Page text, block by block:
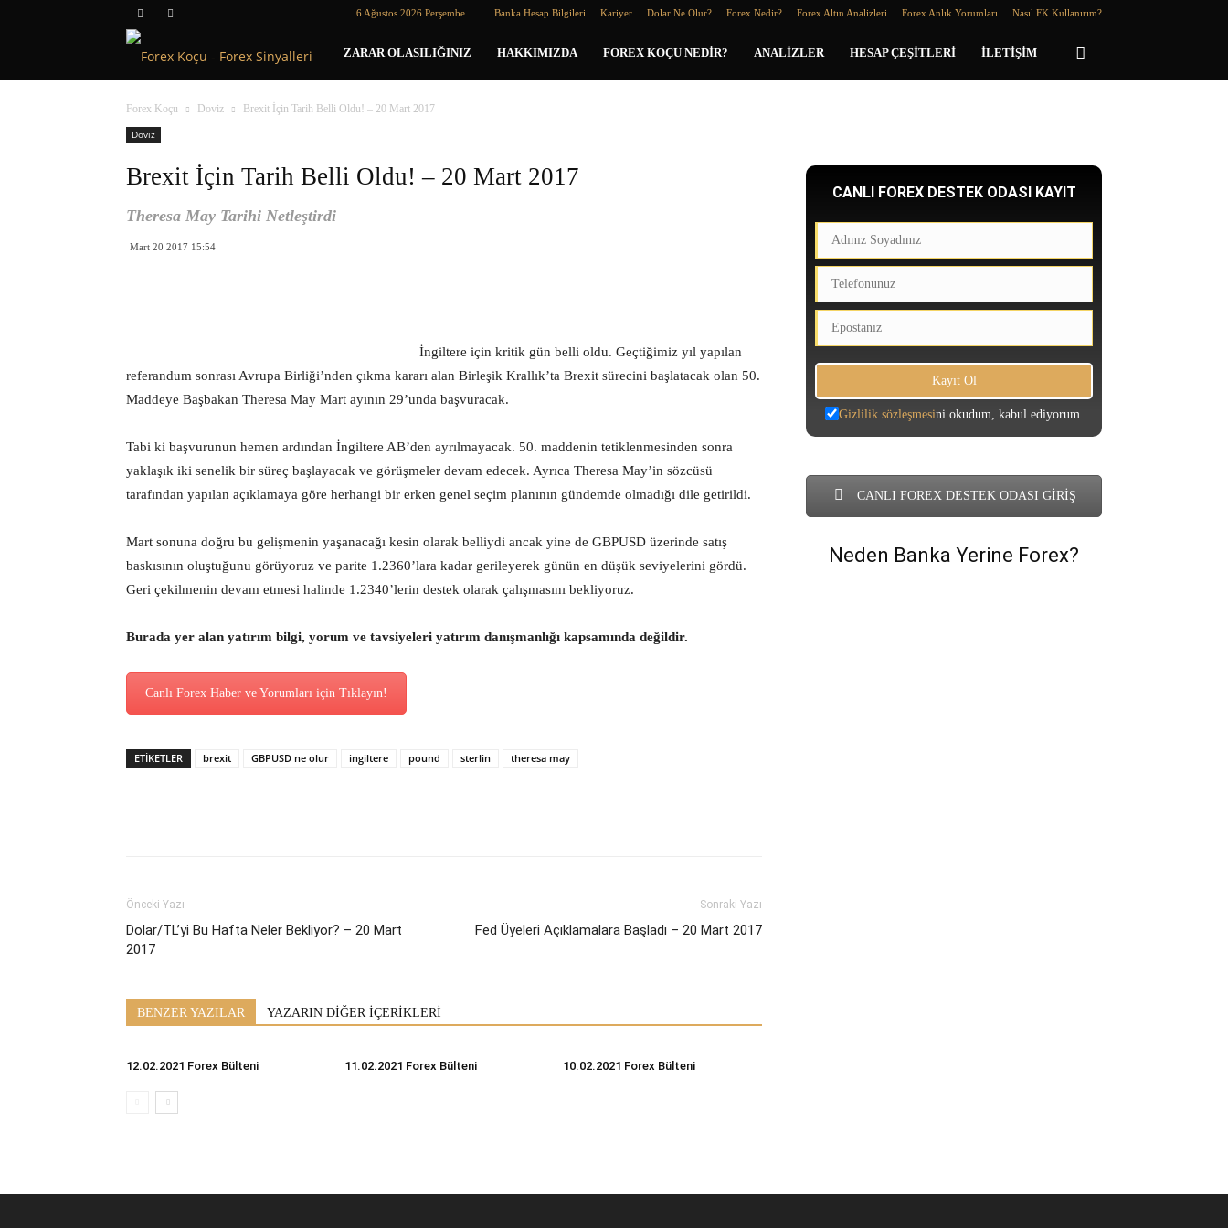
6 Ağustos 2026 Perşembe Banka Hesap Bilgileri Kariyer Dolar Ne Olur? Forex Nedir? Forex Altın Analizleri Forex Anlık Yorumları Nasıl FK Kullanırım?
Forex
Koçu
ZARAR OLASILIĞINIZ HAKKIMIZDA FOREX KOÇU NEDIR? ANALIZLER HESAP ÇEŞITLERI İLETIŞIM
Forex Koçu Doviz
Brexit İçin Tarih Belli Oldu! – 20 Mart 2017
Doviz
Brexit İçin Tarih Belli Oldu! – 20 Mart 2017
Theresa May Tarihi Netleştirdi
Mart 20 2017 15:54
İngiltere için kritik gün belli oldu. Geçtiğimiz yıl yapılan
referandum sonrası Avrupa Birliği’nden çıkma kararı alan Birleşik Krallık’ta Brexit sürecini başlatacak olan 50.
Maddeye Başbakan Theresa May Mart ayının 29’unda başvuracak.
Tabi ki başvurunun hemen ardından İngiltere AB’den ayrılmayacak. 50. maddenin tetiklenmesinden sonra
yaklaşık iki senelik bir süreç başlayacak ve görüşmeler devam edecek. Ayrıca Theresa May’in sözcüsü
tarafından yapılan açıklamaya göre herhangi bir erken genel seçim planının gündemde olmadığı dile getirildi.
Mart sonuna doğru bu gelişmenin yaşanacağı kesin olarak belliydi ancak yine de GBPUSD üzerinde satış
baskısının oluştuğunu görüyoruz ve parite 1.2360’lara kadar gerileyerek günün en düşük seviyelerini gördü.
Geri çekilmenin devam etmesi halinde 1.2340’lerin destek olarak çalışmasını bekliyoruz.
Burada yer alan yatırım bilgi, yorum ve tavsiyeleri yatırım danışmanlığı kapsamında değildir.
Canlı Forex Haber ve Yorumları için Tıklayın!
ETİKETLER brexit GBPUSD ne olur ingiltere pound sterlin theresa may
Önceki Yazı
Dolar/TL’yi Bu Hafta Neler Bekliyor? – 20 Mart
2017
Sonraki Yazı
Fed Üyeleri Açıklamalara Başladı – 20 Mart 2017
BENZER YAZILAR YAZARIN DİĞER İÇERİKLERİ
12.02.2021 Forex Bülteni 11.02.2021 Forex Bülteni 10.02.2021 Forex Bülteni
CANLI FOREX DESTEK ODASI KAYIT
Gizlilik sözleşmesini okudum, kabul ediyorum.
CANLI FOREX DESTEK ODASI GİRİŞ
Neden Banka Yerine Forex?